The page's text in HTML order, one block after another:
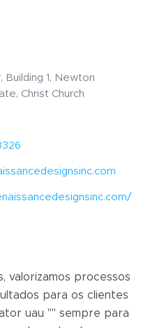
Building 1, Newton
Christ Church
valorizamos processos
para os clientes
uau "" sempre para